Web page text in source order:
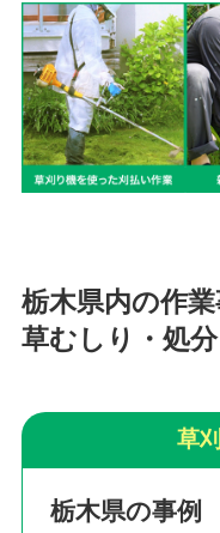
栃木県内の作
草むしり・処分
草
栃木県の事例